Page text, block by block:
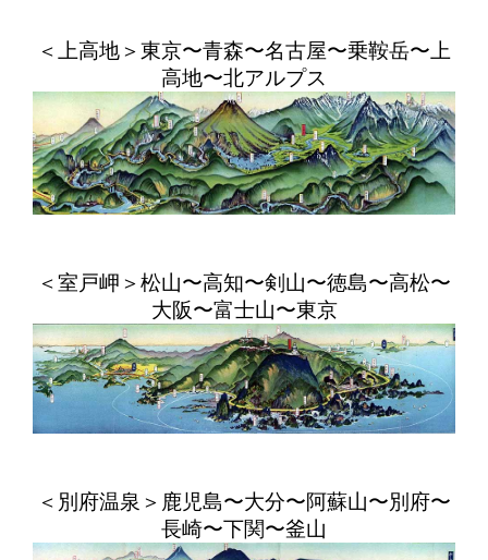
＜上高地＞東京〜青森〜名古屋〜乗鞍岳〜上
高地〜北アルプス
＜室戸岬＞松山〜高知〜剣山〜徳島〜高松〜
大阪〜富士山〜東京
＜別府温泉＞鹿児島〜大分〜阿蘇山〜別府〜
長崎〜下関〜釜山